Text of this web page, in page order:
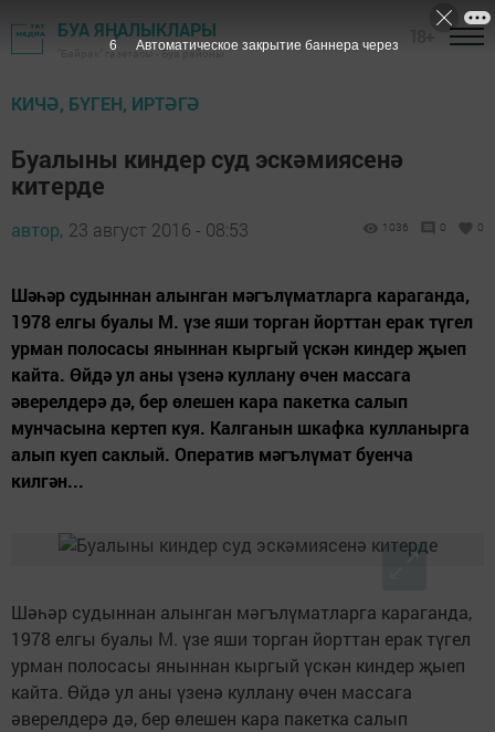
БУА ЯҢАЛЫКЛАРЫ
"Байрак" газетасы - Буа районы
КИЧӘ, БҮГЕН, ИРТӘГӘ
Буалыны киндер суд эскәмиясенә
китерде
автор, 23 август 2016 - 08:53 1036 0 0
Шәһәр судыннан алынган мәгълүматларга караганда,
1978 елгы буалы М. үзе яши торган йорттан ерак түгел
урман полосасы яныннан кыргый үскән киндер җыеп
кайта. Өйдә ул аны үзенә куллану өчен массага
әверелдерә дә, бер өлешен кара пакетка салып
мунчасына кертеп куя. Калганын шкафка кулланырга
алып куеп саклый. Оператив мәгълүмат буенча
килгән...
Шәһәр судыннан алынган мәгълүматларга караганда,
1978 елгы буалы М. үзе яши торган йорттан ерак түгел
урман полосасы яныннан кыргый үскән киндер җыеп
кайта. Өйдә ул аны үзенә куллану өчен массага
әверелдерә дә, бер өлешен кара пакетка салып
6 Автоматическое закрытие баннера через